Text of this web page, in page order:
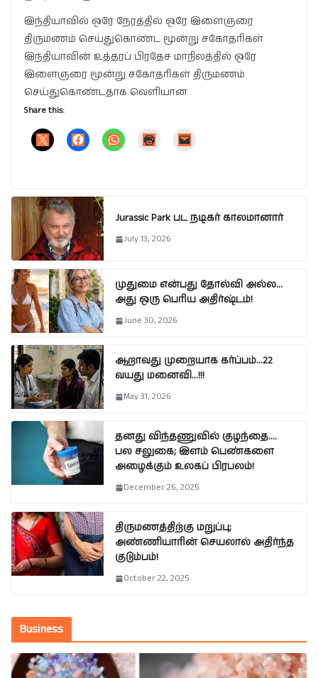
இந்தியாவில் ஒரே நேரத்தில் ஒரே இளைஞரை
திருமணம் செய்துகொண்ட மூன்று சகோதரிகள்
இந்தியாவின் உத்தரப் பிரதேச மாநிலத்தில் ஒரே
இளைஞரை மூன்று சகோதரிகள் திருமணம்
செய்துகொண்டதாக வெளியான
Share this:
Jurassic Park பட நடிகர் காலமானார்
July 13, 2026
முதுமை என்பது தோல்வி அல்ல…
அது ஒரு பெரிய அதிர்ஷ்டம்!
June 30, 2026
ஆறாவது முறையாக கர்ப்பம்…22
வயது மனைவி…!!!
May 31, 2026
தனது விந்தணுவில் குழந்தை….
பல சலுகை; இளம் பெண்களை
அழைக்கும் உலகப் பிரபலம்!
December 26, 2025
திருமணத்திற்கு மறுப்பு;
அண்ணியாரின் செயலால் அதிர்ந்த
குடும்பம்!
October 22, 2025
Business